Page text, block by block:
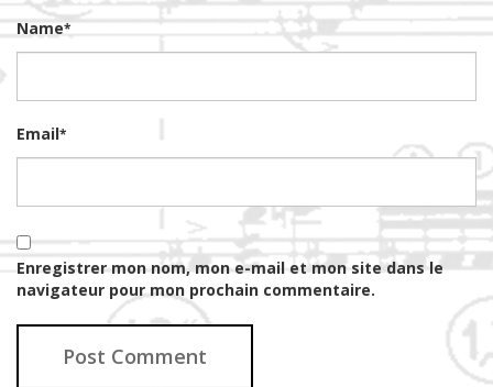
Name*
Email*
Enregistrer mon nom, mon e-mail et mon site dans le
navigateur pour mon prochain commentaire.